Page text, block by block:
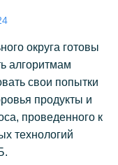
округа готовы
алгоритмам
свои попытки
продукты и
проведенного к
технологий